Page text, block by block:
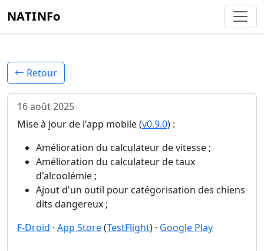
NATINFo
Retour
16 août 2025
Mise à jour de l'app mobile (v0.9.0) :
Amélioration du calculateur de vitesse ;
Amélioration du calculateur de taux
d'alcoolémie ;
Ajout d'un outil pour catégorisation des chiens
dits dangereux ;
F-Droid · App Store(TestFlight) · Google Play